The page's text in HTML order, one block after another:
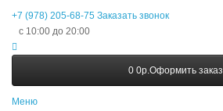
+7 (978) 205-68-75 Заказать звонок
с 10:00 до 20:00
0 0р.Оформить заказ
Меню